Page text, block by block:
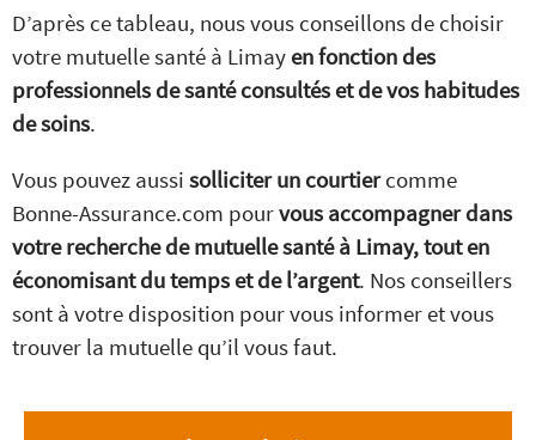
D’après ce tableau, nous vous conseillons de choisir
votre mutuelle santé à Limay en fonction des
professionnels de santé consultés et de vos habitudes
de soins.
Vous pouvez aussi solliciter un courtiercomme
Bonne-Assurance.com pourvous accompagner dans
votre recherche de mutuelle santé à Limay, tout en
économisant du temps et de l’argent. Nos conseillers
sont à votre disposition pour vous informer et vous
trouver la mutuelle qu’il vous faut.